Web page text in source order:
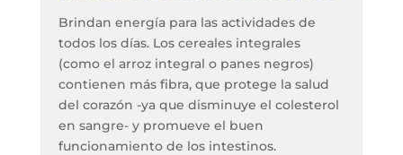
Brindan energía para las actividades de
todos los días. Los cereales integrales
(como el arroz integral o panes negros)
contienen más fibra, que protege la salud
del corazón -ya que disminuye el colesterol
en sangre- y promueve el buen
funcionamiento de los intestinos.